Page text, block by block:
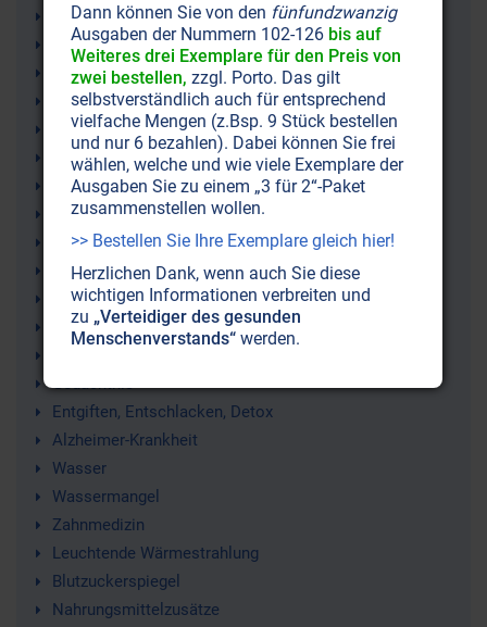
Gesundheit
Dr. med. Alexander Wunsch
Medizin
Selbstheilung
Mitochondrien
Photobiomodulation
Entzündungen (chronische, stille)
Licht
Heilkunde
SpektroChrom-Therapie
Heilen
Gehirn
Gedächtnis
Entgiften, Entschlacken, Detox
Alzheimer-Krankheit
Wasser
Wassermangel
Zahnmedizin
Leuchtende Wärmestrahlung
Blutzuckerspiegel
Nahrungsmittelzusätze
Dann können Sie von den fünfundzwanzig
Ausgaben der Nummern 102-126 bis auf
Weiteres drei Exemplare für den Preis von
zwei bestellen, zzgl. Porto. Das gilt
selbstverständlich auch für entsprechend
vielfache Mengen (z.Bsp. 9 Stück bestellen
und nur 6 bezahlen). Dabei können Sie frei
wählen, welche und wie viele Exemplare der
Ausgaben Sie zu einem „3 für 2“-Paket
zusammenstellen wollen.
>> Bestellen Sie Ihre Exemplare gleich hier!
Herzlichen Dank, wenn auch Sie diese
wichtigen Informationen verbreiten und
zu „Verteidiger des gesunden
Menschenverstands“ werden.